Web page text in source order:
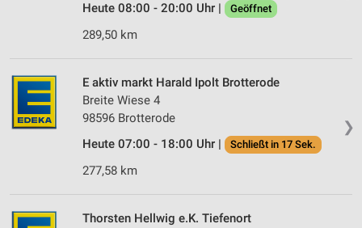
Heute 08:00 - 20:00 Uhr |
Geöffnet
289,50 km
❯
E aktiv markt Harald Ipolt Brotterode
Breite Wiese 4
98596 Brotterode
Heute 07:00 - 18:00 Uhr |
Schließt in 17 Sek.
277,58 km
Thorsten Hellwig e.K. Tiefenort